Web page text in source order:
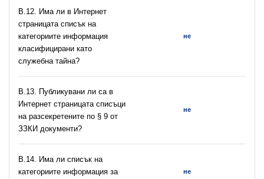
В.12. Има ли в Интернет
страницата списък на
категориите информация
класифицирани като
служебна тайна?
не
В.13. Публикувани ли са в
Интернет страницата списъци
на разсекретените по § 9 от
ЗЗКИ документи?
не
В.14. Има ли списък на
категориите информация за
не